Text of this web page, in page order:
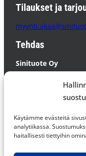
Käytämme evästeitä
analytiikassa.
haitallisesti tiettyihin
Tilaukset ja
Tehdas
Sinituote Oy
Pätsiniementie 65
PL 85 37801 AKAA
Supplier Code of